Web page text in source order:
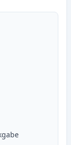
Tintenpatrone